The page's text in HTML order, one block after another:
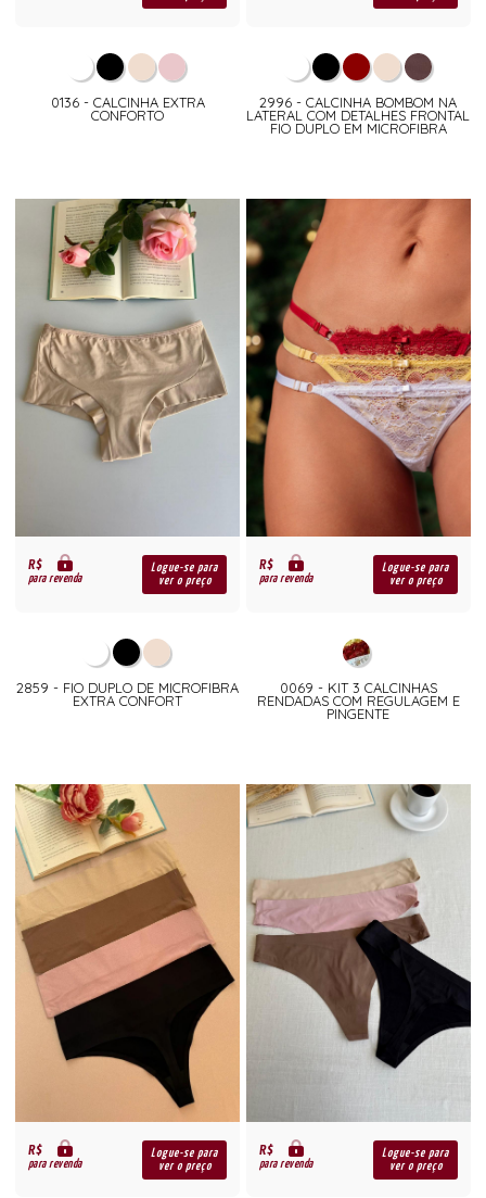
0136 - CALCINHA EXTRA
CONFORTO
2996 - CALCINHA BOMBOM NA
LATERAL COM DETALHES FRONTAL
FIO DUPLO EM MICROFIBRA
R$
para revenda
Logue-se para
ver o preço
2859 - FIO DUPLO DE MICROFIBRA
EXTRA CONFORT
R$
para revenda
Logue-se para
ver o preço
0069 - KIT 3 CALCINHAS
RENDADAS COM REGULAGEM E
PINGENTE
R$
para revenda
Logue-se para
ver o preço
R$
para revenda
Logue-se para
ver o preço